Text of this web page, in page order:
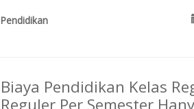
Pendidikan
Biaya Pendidikan Kelas